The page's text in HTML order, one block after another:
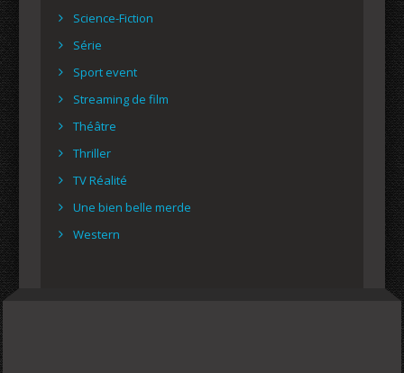
Science-Fiction
Série
Sport event
Streaming de film
Théâtre
Thriller
TV Réalité
Une bien belle merde
Western